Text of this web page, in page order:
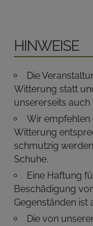
Hinweise
Die
Witterung statt
unsererseits
Wir empfehlen
Witterung
schmutzig
Schuhe.
Eine Haftung
Beschädigung
Gegenständen ist
Die von